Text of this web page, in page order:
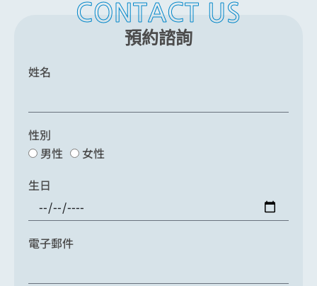
CONTACT US
預約諮詢
姓名
性別
男性
女性
生日
電子郵件